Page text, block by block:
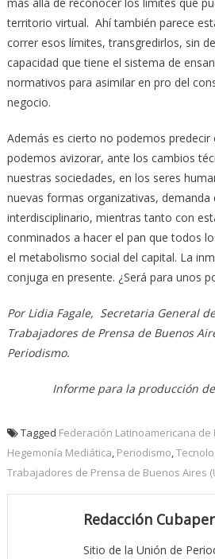
más allá de reconocer los límites que
territorio virtual. Ahí también parece
correr esos límites, transgredirlos, sin
capacidad que tiene el sistema de
normativos para asimilar en pro del
negocio.
Además es cierto no podemos
podemos avizorar, ante los cambios
nuestras sociedades, en los seres
nuevas formas organizativas,
interdisciplinario, mientras tanto con
conminados a hacer el pan que todos
el metabolismo social del capital. La
conjuga en presente. ¿Será para unos
Por Lidia Fagale, Secretaria General
Trabajadores de Prensa de Buenos
Periodismo.
Informe para la producción
Tagged Federación Latinoamericana de
Hegemonía Mediática, Periodismo,
Trabajadores de Prensa de Buenos Aires
Redacción
Sitio de la Unión de